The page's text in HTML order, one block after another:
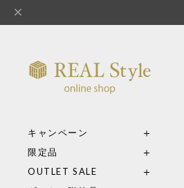
キャンペーン
限定品
OUTLET SALE